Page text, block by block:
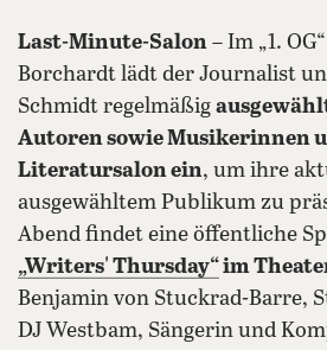
Last-Minute-Salon – Im „1.
Borchardt lädt der Journalist
Schmidt regelmäßig
Autoren sowie Musikerinnen
Literatursalon ein, um ihre
ausgewähltem Publikum zu
Abend findet eine öffentliche
„Writers' Thursday“im
Benjamin von Stuckrad-Barre,
DJ Westbam, Sängerin und